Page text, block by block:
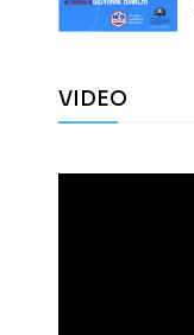
VIDEO